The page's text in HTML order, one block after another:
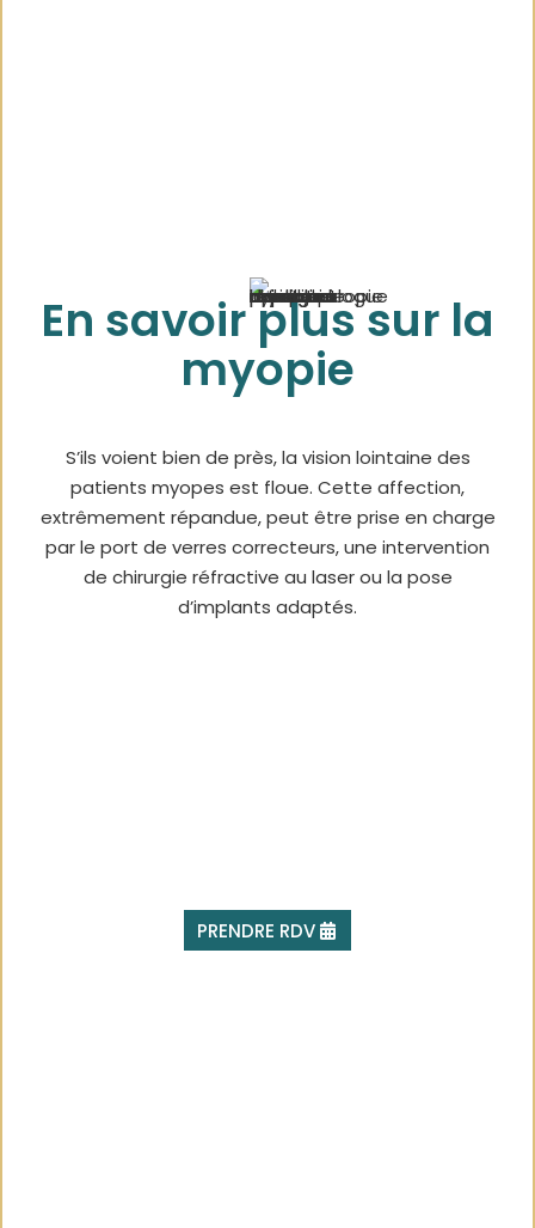
En savoir plus sur la
myopie
S’ils voient bien de près, la vision lointaine des
patients myopes est floue. Cette affection,
extrêmement répandue, peut être prise en charge
par le port de verres correcteurs, une intervention
de chirurgie réfractive au laser ou la pose
d’implants adaptés.
PRENDRE RDV